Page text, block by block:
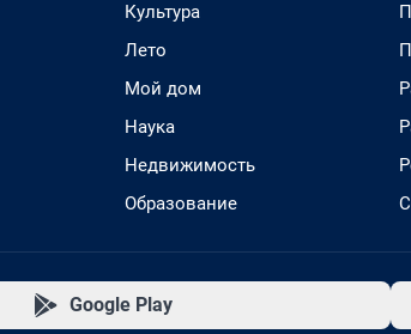
Культура
Лето
Мой дом
Наука
Недвижимость
Образование
Google Play